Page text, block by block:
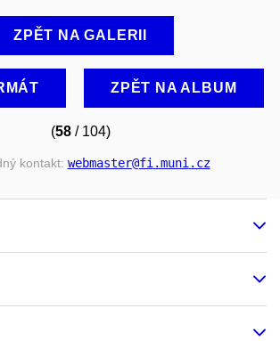
ZPĚT NA GALERII
ZPĚT NA ALBUM
(58/ 104)
kontakt: webmaster@fi.muni.cz